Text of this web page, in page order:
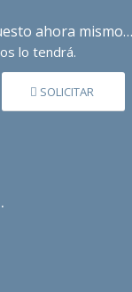
ahora mismo…
lo tendrá.
SOLICITAR